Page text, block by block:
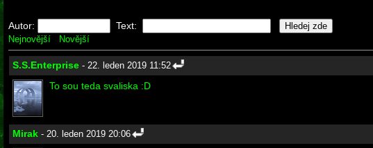
Autor: Text:
Nejnovější Novější
S.S.Enterprise - 22. leden 2019 11:52
To sou teda svaliska :D
Mirak - 20. leden 2019 20:06